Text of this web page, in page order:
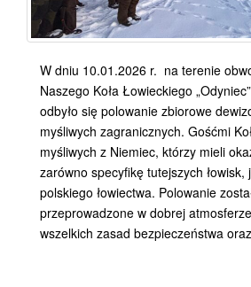
W dniu 10.01.2026 r. na terenie
Naszego Koła Łowieckiego
odbyło się polowanie zbiorowe
myśliwych zagranicznych. Gośćmi
myśliwych z Niemiec, którzy mieli
zarówno specyfikę tutejszych łowisk,
polskiego łowiectwa. Polowanie
przeprowadzone w dobrej
wszelkich zasad bezpieczeństwa